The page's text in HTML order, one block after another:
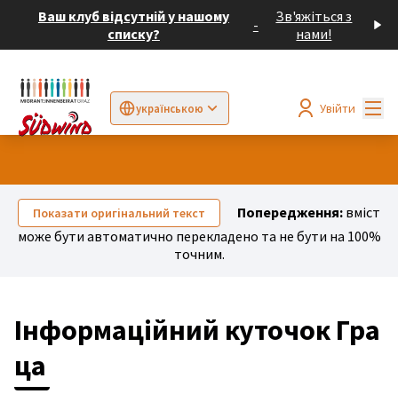
Ваш клуб відсутній у нашому
списку?
-
Зв'яжіться з
нами!
українською
Sprache wählenChoose language Elegir el idioma
Увійти
Показати оригінальний текст Попередження: вміст
може бути автоматично перекладено та не бути на 100%
точним.
Інформаційний куточок Гра
ца